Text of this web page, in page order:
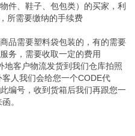
件、鞋子、包包类）的买家，利
所需要缴纳的手续费
品需要塑料袋包装的，有的需要
务，需要收取一定的费用
地客户物流发货到我们仓库拍照
人我们会给您一个CODE代
编号，收到货箱后我们再跟您一
。